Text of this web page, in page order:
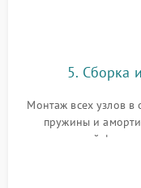
5. Сборка
Монтаж всех узлов в
пружины и
надежной
герметиком для